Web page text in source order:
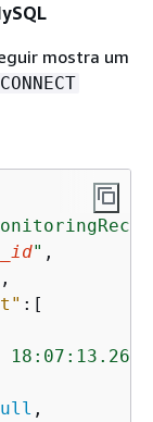
mostra um
CONNECT
" ,
,
:[
,